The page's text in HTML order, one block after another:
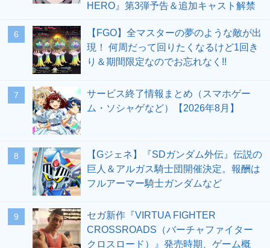
HERO』第3弾予告＆追加キャスト解禁
6
【FGO】全マスターの夢のような敵が出
現！ 何周だって回りたくなるけど1回き
り＆期間限定なのでお忘れなく!!
7
サービス終了情報まとめ（スマホゲー
ム・ソシャゲなど）【2026年8月】
8
【Gジェネ】『SDガンダム外伝』伝説の
巨人＆アルガス騎士団開催決定。報酬は
フルアーマー騎士ガンダムなど
9
セガ新作『VIRTUA FIGHTER
CROSSROADS（バーチャファイター
クロスロード）』発売時期、ゲーム概